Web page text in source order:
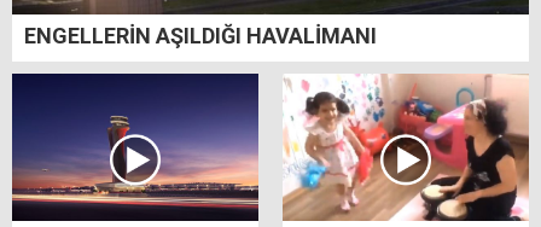
ENGELLERİN AŞILDIĞI HAVALİMANI